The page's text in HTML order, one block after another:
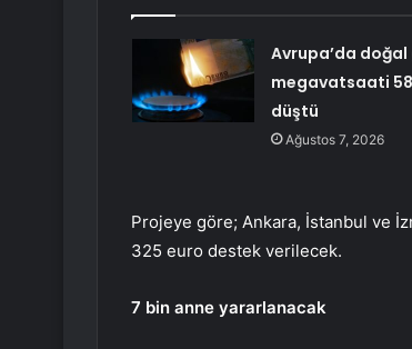
Avrupa’da doğal
megavatsaati
düştü
Ağustos 7, 2026
Projeye göre; Ankara, İstanbul ve
325 euro destek verilecek.
7 bin anne yararlanacak